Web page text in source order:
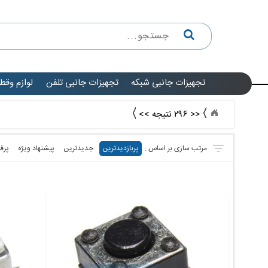
تجهیزات جانبی شبکه تجهیزات جانبی تلفن لوازم
<< ۲۹۶ نتیجه >>
پربازدیدترین جدیدترین پیشنهاد ویژه